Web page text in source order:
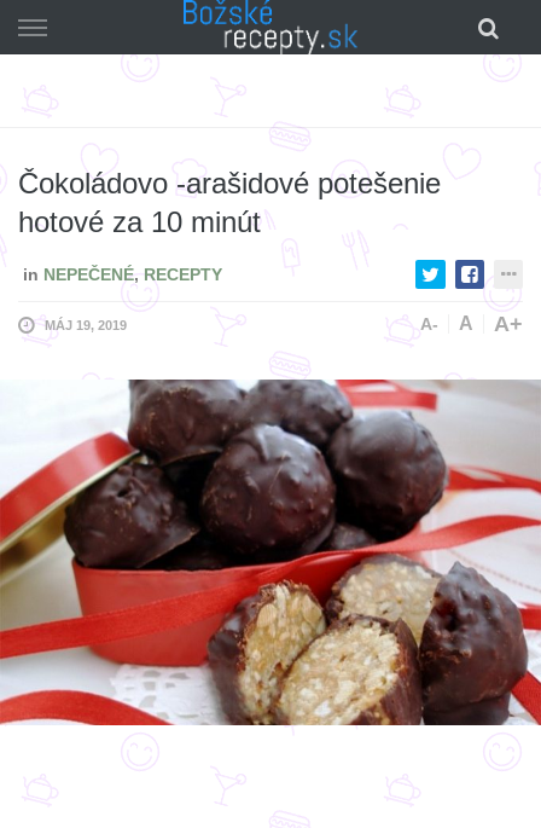
to
Čokoládovo -arašidové potešenie
hotové za 10 minút
in NEPEČENÉ,RECEPTY
MÁJ 19, 2019 A- A A+